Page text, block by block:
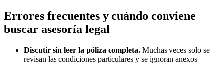
Errores frecuentes y cuándo conviene
buscar asesoría legal
Discutir sin leer la póliza completa. Muchas veces solo se
revisan las condiciones particulares y se ignoran anexos